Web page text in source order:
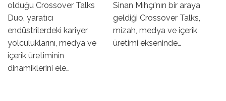
olduğu Crossover Talks
Duo, yaratıcı
endüstrilerdeki kariyer
yolculuklarını, medya ve
içerik üretiminin
dinamiklerini ele…
Sinan Mıhçı'nın bir araya
geldiği Crossover Talks,
mizah, medya ve içerik
üretimi ekseninde…